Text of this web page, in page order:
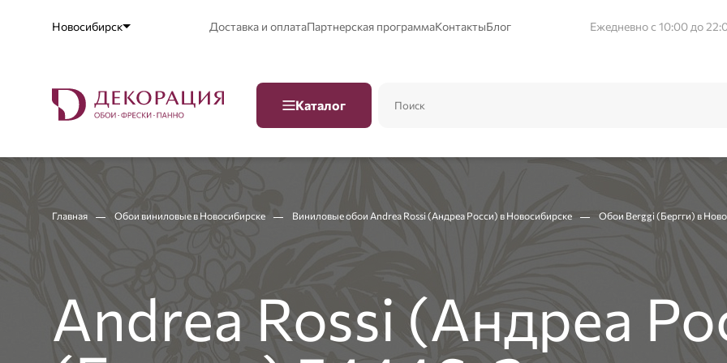
Новосибирск Доставка и оплатаПартнерская программаКонтактыБлог Ежедневно с 10:00 до
Каталог
Главная Обои виниловые в Новосибирске Виниловые обои Andrea Rossi (Андреа Росси) в Новосибирске Обои Berggi (Бергги) в
Andrea Rossi (Андреа